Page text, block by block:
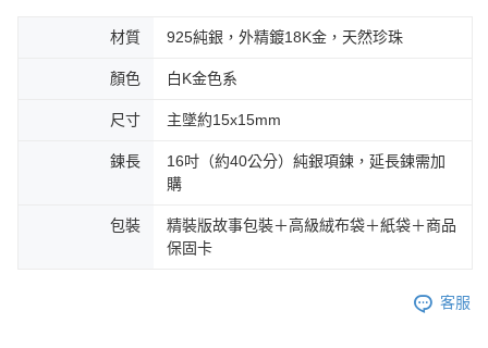
材質 925純銀，外精鍍18K金，天然珍珠
顏色 白K金色系
尺寸 主墜約15x15mm
鍊長
16吋（約40公分）純銀項鍊，延長鍊需加
購
包裝
精裝版故事包裝＋高級絨布袋＋紙袋＋商品
保固卡
客服